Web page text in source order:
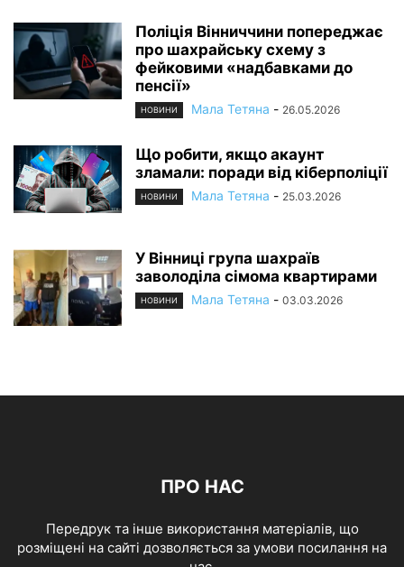
Поліція Вінниччини попереджає
про шахрайську схему з
фейковими «надбавками до
пенсії»
НОВИНИ Мала Тетяна - 26.05.2026
Що робити, якщо акаунт
зламали: поради від кіберполіції
НОВИНИ Мала Тетяна - 25.03.2026
У Вінниці група шахраїв
заволоділа сімома квартирами
НОВИНИ Мала Тетяна - 03.03.2026
ПРО НАС
Передрук та інше використання матеріалів, що
розміщені на сайті дозволяється за умови посилання на